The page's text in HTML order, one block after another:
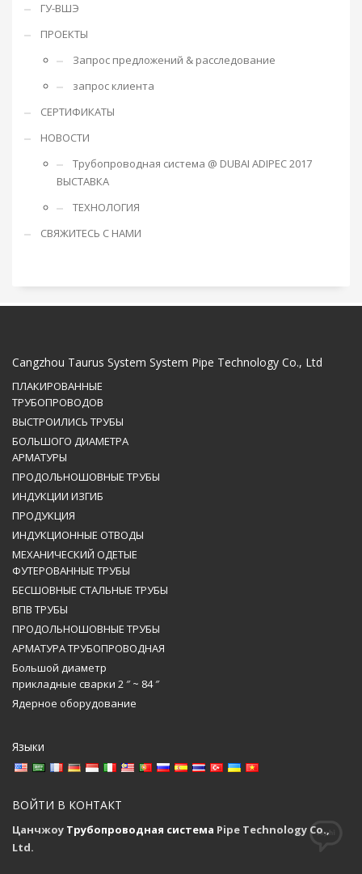
ГУ-ВШЭ
ПРОЕКТЫ
Запрос предложений & расследование
запрос клиента
СЕРТИФИКАТЫ
НОВОСТИ
Трубопроводная система @ DUBAI ADIPEC 2017
ВЫСТАВКА
ТЕХНОЛОГИЯ
СВЯЖИТЕСЬ С НАМИ
Cangzhou Taurus System System Pipe Technology Co., Ltd
ПЛАКИРОВАННЫЕ
ТРУБОПРОВОДОВ
ВЫСТРОИЛИСЬ ТРУБЫ
БОЛЬШОГО ДИАМЕТРА
АРМАТУРЫ
ПРОДОЛЬНОШОВНЫЕ ТРУБЫ
ИНДУКЦИИ ИЗГИБ
ПРОДУКЦИЯ
ИНДУКЦИОННЫЕ ОТВОДЫ
МЕХАНИЧЕСКИЙ ОДЕТЫЕ
ФУТЕРОВАННЫЕ ТРУБЫ
БЕСШОВНЫЕ СТАЛЬНЫЕ ТРУБЫ
ВПВ ТРУБЫ
ПРОДОЛЬНОШОВНЫЕ ТРУБЫ
АРМАТУРА ТРУБОПРОВОДНАЯ
Большой диаметр
прикладные сварки 2 ″ ~ 84 ″
Ядерное оборудование
Языки
ВОЙТИ В КОНТАКТ
Цанчжоу Трубопроводная система Pipe Technology Co.,
Ltd.